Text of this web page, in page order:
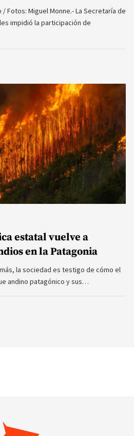
/ Fotos: Miguel Monne.- La Secretaría de
impidió la participación de
estatal vuelve a
en la Patagonia
la sociedad es testigo de cómo el
andino patagónico y sus…